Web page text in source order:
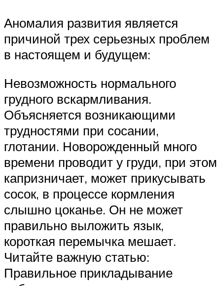
Аномалия развития является
причиной трех серьезных проблем
в настоящем и будущем:
Невозможность нормального
грудного вскармливания.
Объясняется возникающими
трудностями при сосании,
глотании. Новорожденный много
времени проводит у груди, при этом
капризничает, может прикусывать
сосок, в процессе кормления
слышно цоканье. Он не может
правильно выложить язык,
короткая перемычка мешает.
Читайте важную статью:
Правильное прикладывание